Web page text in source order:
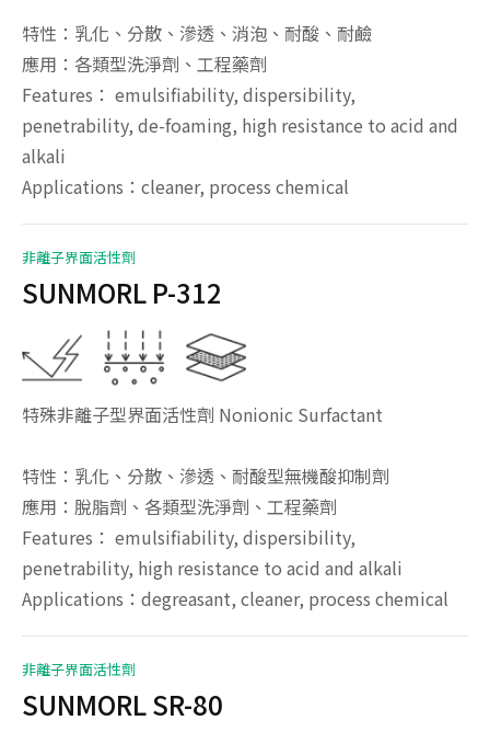
特性：乳化、分散、滲透、消泡、耐酸、耐鹼
應用：各類型洗淨劑、工程藥劑
Features： emulsifiability, dispersibility,
penetrability, de-foaming, high resistance to acid and
alkali
Applications：cleaner, process chemical
非離子界面活性劑
SUNMORL P-312
特殊非離子型界面活性劑 Nonionic Surfactant
特性：乳化、分散、滲透、耐酸型無機酸抑制劑
應用：脫脂劑、各類型洗淨劑、工程藥劑
Features： emulsifiability, dispersibility,
penetrability, high resistance to acid and alkali
Applications：degreasant, cleaner, process chemical
非離子界面活性劑
SUNMORL SR-80